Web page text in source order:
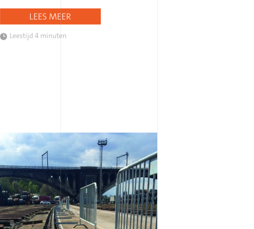
LEES MEER
Leestijd 4 minuten